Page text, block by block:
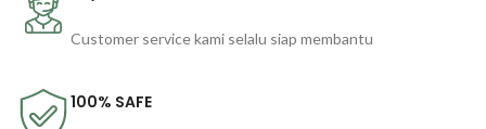
Customer service kami selalu siap membantu
100% SAFE